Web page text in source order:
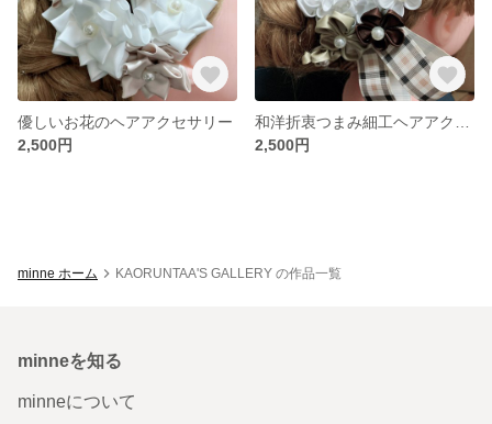
優しいお花のヘアアクセサリー
2,500円
2,500円
minne ホーム KAORUNTAA'S GALLERY の作品一覧
minneを知る
minneについて